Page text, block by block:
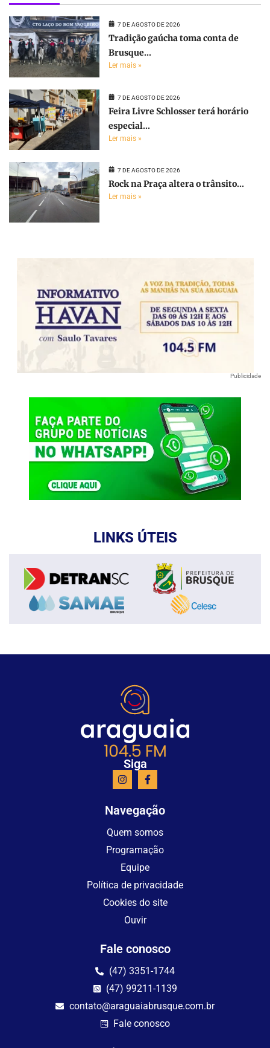
7 DE AGOSTO DE 2026
Tradição gaúcha toma conta de
Brusque...
Ler mais »
7 DE AGOSTO DE 2026
Feira Livre Schlosser terá horário
especial...
Ler mais »
7 DE AGOSTO DE 2026
Rock na Praça altera o trânsito...
Ler mais »
Publicidade
LINKS ÚTEIS
Siga
Navegação
Quem somos
Programação
Equipe
Política de privacidade
Cookies do site
Ouvir
Fale conosco
(47) 3351-1744
(47) 99211-1139
contato@araguaiabrusque.com.br
Fale conosco